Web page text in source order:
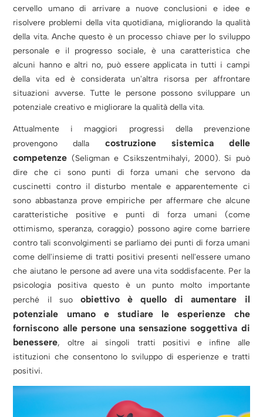
cervello umano di arrivare a nuove conclusioni e idee e
risolvere problemi della vita quotidiana, migliorando la qualità
della vita. Anche questo è un processo chiave per lo sviluppo
personale e il progresso sociale, è una caratteristica che
alcuni hanno e altri no, può essere applicata in tutti i campi
della vita ed è considerata un'altra risorsa per affrontare
situazioni avverse. Tutte le persone possono sviluppare un
potenziale creativo e migliorare la qualità della vita.
Attualmente i maggiori progressi della prevenzione
provengono dalla costruzione sistemica delle
competenze (Seligman e Csikszentmihalyi, 2000). Si può
dire che ci sono punti di forza umani che servono da
cuscinetti contro il disturbo mentale e apparentemente ci
sono abbastanza prove empiriche per affermare che alcune
caratteristiche positive e punti di forza umani (come
ottimismo, speranza, coraggio) possono agire come barriere
contro tali sconvolgimenti se parliamo dei punti di forza umani
come dell'insieme di tratti positivi presenti nell'essere umano
che aiutano le persone ad avere una vita soddisfacente. Per la
psicologia positiva questo è un punto molto importante
perché il suo obiettivo è quello di aumentare il
potenziale umano e studiare le esperienze che
forniscono alle persone una sensazione soggettiva di
benessere, oltre ai singoli tratti positivi e infine alle
istituzioni che consentono lo sviluppo di esperienze e tratti
positivi.